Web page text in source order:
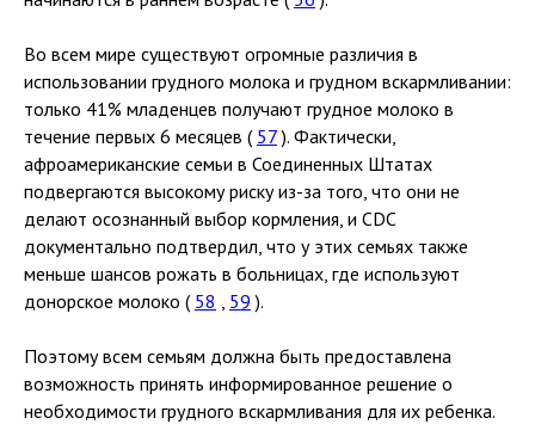
Во всем мире существуют огромные различия в
использовании грудного молока и грудном вскармливании:
только 41% младенцев получают грудное молоко в
течение первых 6 месяцев ( 57). Фактически,
афроамериканские семьи в Соединенных Штатах
подвергаются высокому риску из-за того, что они не
делают осознанный выбор кормления, и CDC
документально подтвердил, что у этих семьях также
меньше шансов рожать в больницах, где используют
донорское молоко ( 58 59 ).
Поэтому всем семьям должна быть предоставлена
возможность принять информированное решение о
необходимости грудного вскармливания для их ребенка.